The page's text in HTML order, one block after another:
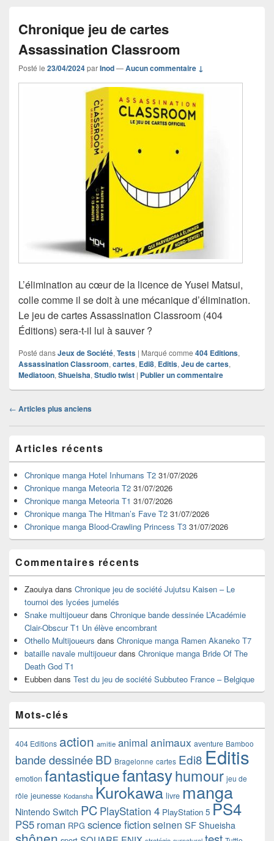
Chronique jeu de cartes
Assassination Classroom
Posté le 23/04/2024parInod—Aucun commentaire ↓
L’élimination au cœur de la licence de Yusei Matsui,
colle comme il se doit à une mécanique d’élimination.
Le jeu de cartes Assassination Classroom (404
Éditions) sera-t-il lui à sauver ?
Posté dansJeux de Société, Tests | Marqué comme 404 Editions,
Assassination Classroom, cartes, Edi8, Editis, Jeu de cartes,
Mediatoon, Shueisha, Studio twist | Publier un commentaire
Navigation
articles
← Articles plus anciens
principale
de
widget
pour
barre
latérale
Articles récents
Chronique manga Hotel Inhumans T2 31/07/2026
Chronique manga Meteoria T2 31/07/2026
Chronique manga Meteoria T1 31/07/2026
Chronique manga The Hitman’s Fave T2 31/07/2026
Chronique manga Blood-Crawling Princess T3 31/07/2026
Commentaires récents
Zaouiya dans Chronique jeu de société Jujutsu Kaisen – Le
tournoi des lycées jumelés
Snake multijoueurdans Chronique bande dessinée L’Académie
Clair-Obscur T1 Un élève encombrant
Othello Multijoueurs dans Chronique manga Ramen Akaneko T7
bataille navale multijoueurdans Chronique manga Bride Of The
Death God T1
Eubben dans Test du jeu de société Subbuteo France – Belgique
Mots-clés
404 Editions action amitie animal animaux aventure Bamboo
bande dessinéeBD Bragelonne cartes Edi8 Editis
emotion fantastiquefantasyhumour jeu de
rôle jeunesse Kodansha Kurokawa livre manga
Nintendo Switch PC PlayStation 4 PlayStation 5 PS4
PS5 roman RPG science fictionseinen SF Shueisha